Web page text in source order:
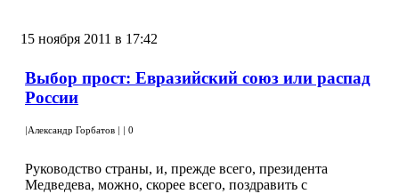
15 ноября 2011 в 17:42
Выбор прост: Евразийский союз или распад
России
|Александр Горбатов | | 0
Руководство страны, и, прежде всего, президента
Медведева, можно, скорее всего, поздравить с